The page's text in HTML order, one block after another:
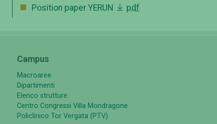
Position paper YERUN pdf
Campus
Macroaree
Dipartimenti
Elenco strutture
Centro Congressi Villa Mondragone
Policlinico Tor Vergata (PTV)